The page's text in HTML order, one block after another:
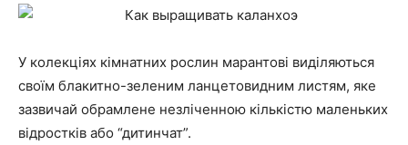
У колекціях кімнатних рослин марантові виділяються
своїм блакитно-зеленим ланцетовидним листям, яке
зазвичай обрамлене незліченною кількістю маленьких
відростків або “дитинчат”.